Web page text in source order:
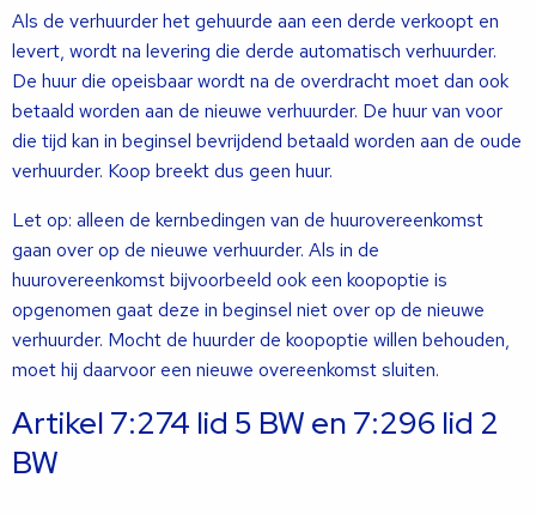
Als de verhuurder het gehuurde aan een derde verkoopt en
levert, wordt na levering die derde automatisch verhuurder.
De huur die opeisbaar wordt na de overdracht moet dan ook
betaald worden aan de nieuwe verhuurder. De huur van voor
die tijd kan in beginsel bevrijdend betaald worden aan de oude
verhuurder. Koop breekt dus geen huur.
Let op: alleen de kernbedingen van de huurovereenkomst
gaan over op de nieuwe verhuurder. Als in de
huurovereenkomst bijvoorbeeld ook een koopoptie is
opgenomen gaat deze in beginsel niet over op de nieuwe
verhuurder. Mocht de huurder de koopoptie willen behouden,
moet hij daarvoor een nieuwe overeenkomst sluiten.
Artikel 7:274 lid 5 BW en 7:296 lid 2
BW